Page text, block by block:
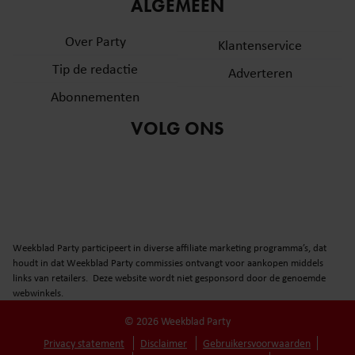
partners kunnen deze gegevens combineren met andere
verzameld op basis van uw gebruik van hun services. U
gaat akkoord met onze cookies als u onze website blijft
ALGEMEEN
Over Party
Tip de redactie
Abonnementen
Klantenservice
Adverteren
VOLG ONS
Weekblad Party participeert in diverse affiliate marketing programma’s, dat
houdt in dat Weekblad Party commissies ontvangt voor aankopen middels
links van retailers. Deze website wordt niet gesponsord door de genoemde
webwinkels.
© 2026 Weekblad Party
Privacy statement
Disclaimer
Gebruikersvoorwaarden